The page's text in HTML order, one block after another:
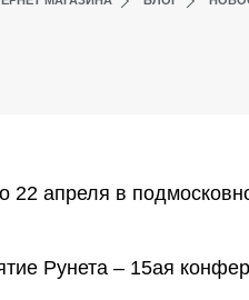
22 апреля в
Рунета – 15ая